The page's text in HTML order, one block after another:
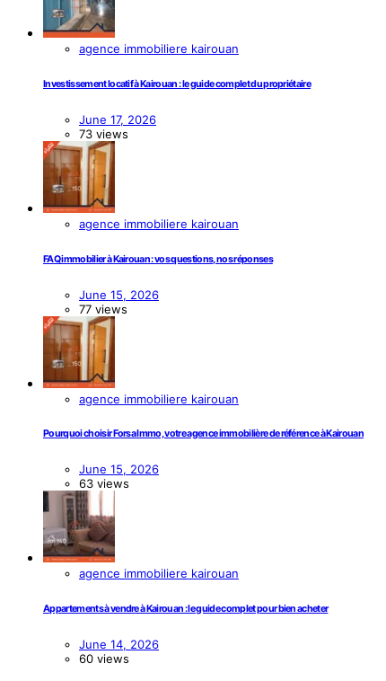
agence immobiliere kairouan
Investissement locatif à Kairouan : le guide complet du propriétaire
June 17, 2026
73 views
agence immobiliere kairouan
FAQ immobilier à Kairouan : vos questions, nos réponses
June 15, 2026
77 views
agence immobiliere kairouan
Pourquoi choisir Forsa Immo, votre agence immobilière de référence à Kairouan
June 15, 2026
63 views
agence immobiliere kairouan
Appartements à vendre à Kairouan : le guide complet pour bien acheter
June 14, 2026
60 views